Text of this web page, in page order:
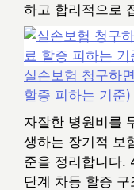
하고 합리적으로
실손보험 청구하
할증 피하는 기준)
자잘한 병원비를
생하는 장기적 보
준을 정리합니다.
단계 차등 할증